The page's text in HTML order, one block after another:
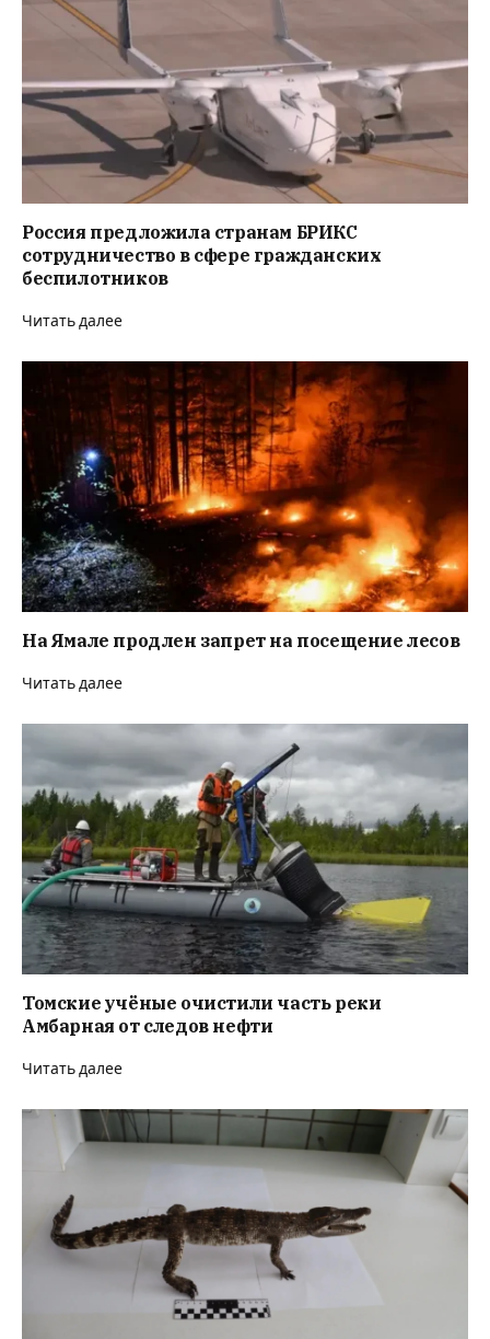
Россия предложила странам БРИКС
сотрудничество в сфере гражданских
беспилотников
Читать далее
На Ямале продлен запрет на посещение лесов
Читать далее
Томские учёные очистили часть реки
Амбарная от следов нефти
Читать далее